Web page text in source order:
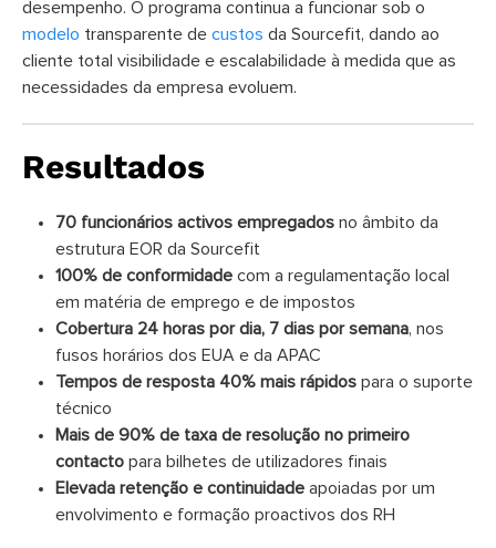
desempenho. O programa continua a funcionar sob o
modelo transparente de custos da Sourcefit, dando ao
cliente total visibilidade e escalabilidade à medida que as
necessidades da empresa evoluem.
Resultados
70 funcionários activos empregados no âmbito da
estrutura EOR da Sourcefit
100% de conformidade com a regulamentação local
em matéria de emprego e de impostos
Cobertura 24 horas por dia, 7 dias por semana, nos
fusos horários dos EUA e da APAC
Tempos de resposta 40% mais rápidos para o suporte
técnico
Mais de 90% de taxa de resolução no primeiro
contacto para bilhetes de utilizadores finais
Elevada retenção e continuidade apoiadas por um
envolvimento e formação proactivos dos RH